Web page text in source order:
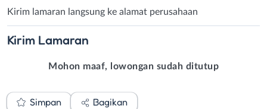
Kirim lamaran langsung ke alamat perusahaan
Kirim Lamaran
Mohon maaf, lowongan sudah ditutup
Simpan Bagikan